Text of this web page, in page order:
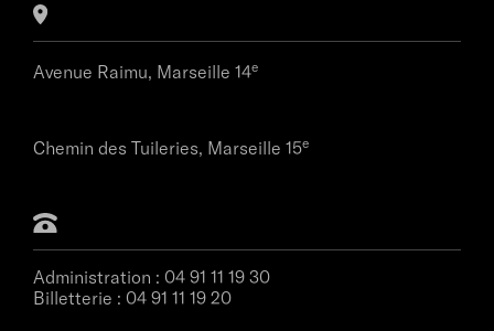
Avenue Raimu, Marseille 14e
Chemin des Tuileries, Marseille 15e
Administration : 04 91 11 19 30
Billetterie : 04 91 11 19 20